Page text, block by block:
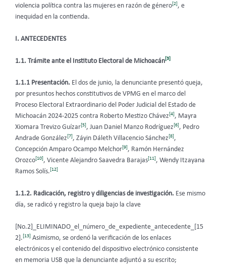
violencia política contra las mujeres en razón de género[2], e
inequidad en la contienda.
I. ANTECEDENTES
1.1. Trámite ante el Instituto Electoral de Michoacán[3]
1.1.1 Presentación. El dos de junio, la denunciante presentó queja,
por presuntos hechos constitutivos de VPMG en el marco del
Proceso Electoral Extraordinario del Poder Judicial del Estado de
Michoacán 2024-2025 contra Roberto Mestizo Chávez[4], Mayra
Xiomara Trevizo Guízar[5], Juan Daniel Manzo Rodríguez[6], Pedro
Andrade González[7], Záyin Dáleth Villacencio Sánchez[8],
Concepción Amparo Ocampo Melchor[9], Ramón Hernández
Orozco[10], Vicente Alejandro Saavedra Barajas[11], Wendy Itzayana
Ramos Solís.[12]
1.1.2. Radicación, registro y diligencias de investigación. Ese mismo
día, se radicó y registro la queja bajo la clave
[No.2]_ELIMINADO_el_número_de_expediente_antecedente_[15
2].[13] Asimismo, se ordenó la verificación de los enlaces
electrónicos y el contenido del dispositivo electrónico consistente
en memoria USB que la denunciante adjuntó a su escrito;